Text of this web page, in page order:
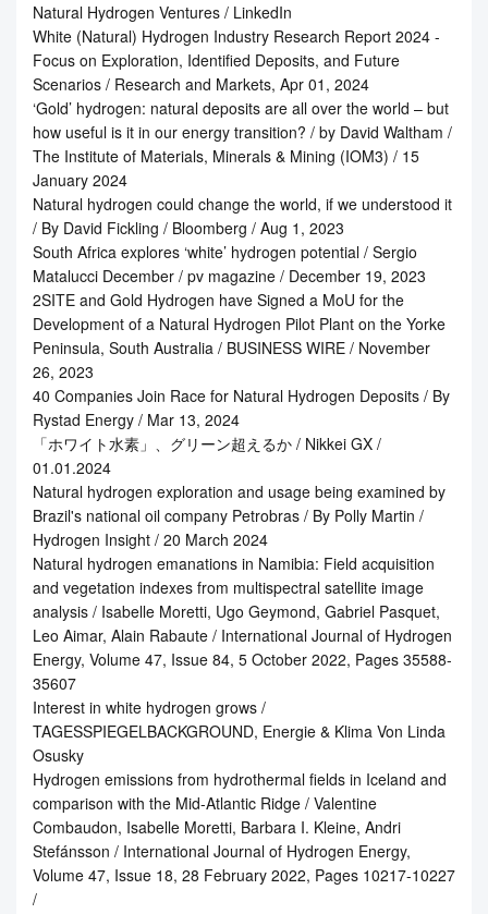
Natural Hydrogen Ventures / LinkedIn
White (Natural) Hydrogen Industry Research Report 2024 -
Focus on Exploration, Identified Deposits, and Future
Scenarios / Research and Markets, Apr 01, 2024
‘Gold’ hydrogen: natural deposits are all over the world – but
how useful is it in our energy transition? / by David Waltham /
The Institute of Materials, Minerals & Mining (IOM3) / 15
January 2024
Natural hydrogen could change the world, if we understood it
/ By David Fickling / Bloomberg / Aug 1, 2023
South Africa explores ‘white’ hydrogen potential / Sergio
Matalucci December / pv magazine / December 19, 2023
2SITE and Gold Hydrogen have Signed a MoU for the
Development of a Natural Hydrogen Pilot Plant on the Yorke
Peninsula, South Australia / BUSINESS WIRE / November
26, 2023
40 Companies Join Race for Natural Hydrogen Deposits / By
Rystad Energy / Mar 13, 2024
「ホワイト水素」、グリーン超えるか / Nikkei GX /
01.01.2024
Natural hydrogen exploration and usage being examined by
Brazil's national oil company Petrobras / By Polly Martin /
Hydrogen Insight / 20 March 2024
Natural hydrogen emanations in Namibia: Field acquisition
and vegetation indexes from multispectral satellite image
analysis / Isabelle Moretti, Ugo Geymond, Gabriel Pasquet,
Leo Aimar, Alain Rabaute / International Journal of Hydrogen
Energy, Volume 47, Issue 84, 5 October 2022, Pages 35588-
35607
Interest in white hydrogen grows /
TAGESSPIEGELBACKGROUND, Energie & Klima Von Linda
Osusky
Hydrogen emissions from hydrothermal fields in Iceland and
comparison with the Mid-Atlantic Ridge / Valentine
Combaudon, Isabelle Moretti, Barbara I. Kleine, Andri
Stefánsson / International Journal of Hydrogen Energy,
Volume 47, Issue 18, 28 February 2022, Pages 10217-10227
/